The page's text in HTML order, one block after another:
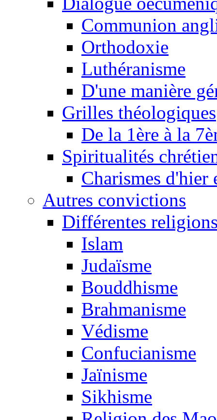
Communion
Orthodoxie
Luthéranisme
D'une manière
Grilles théologiques
De la 1ère à la
Spiritualités
Charismes
Autres convictions
Différentes
Islam
Judaïsme
Bouddhisme
Brahmanisme
Védisme
Confucianisme
Jaïnisme
Sikhisme